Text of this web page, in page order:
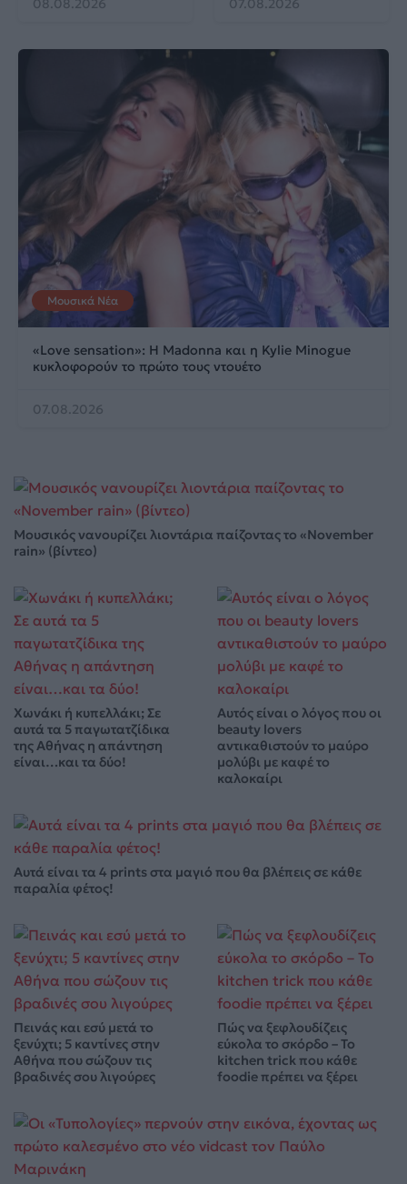
08.08.2026 07.08.2026
Μουσικά Νέα
«Love sensation»: Η Madonna και η Kylie Minogue
κυκλοφορούν το πρώτο τους ντουέτο
07.08.2026
Μουσικός νανουρίζει λιοντάρια παίζοντας το «November
rain» (βίντεο)
Χωνάκι ή κυπελλάκι; Σε
αυτά τα 5 παγωτατζίδικα
της Αθήνας η απάντηση
είναι…και τα δύο!
Αυτός είναι ο λόγος που οι
beauty lovers
αντικαθιστούν το μαύρο
μολύβι με καφέ το
καλοκαίρι
Αυτά είναι τα 4 prints στα μαγιό που θα βλέπεις σε κάθε
παραλία φέτος!
Πεινάς και εσύ μετά το
ξενύχτι; 5 καντίνες στην
Αθήνα που σώζουν τις
βραδινές σου λιγούρες
Πώς να ξεφλουδίζεις
εύκολα το σκόρδο – Το
kitchen trick που κάθε
foodie πρέπει να ξέρει